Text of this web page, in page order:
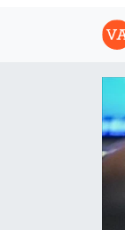
Televizyon